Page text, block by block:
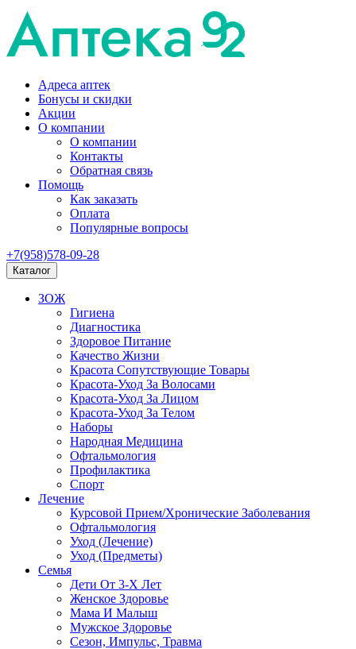
Адреса аптек
Бонусы и скидки
Акции
О компании
О компании
Контакты
Обратная связь
Помощь
Как заказать
Оплата
Популярные вопросы
+7(958)578-09-28
Каталог
ЗОЖ
Гигиена
Диагностика
Здоровое Питание
Качество Жизни
Красота Сопутствующие Товары
Красота-Уход За Волосами
Красота-Уход За Лицом
Красота-Уход За Телом
Наборы
Народная Медицина
Офтальмология
Профилактика
Спорт
Лечение
Курсовой Прием/Хронические Заболевания
Офтальмология
Уход (Лечение)
Уход (Предметы)
Семья
Дети От 3-Х Лет
Женское Здоровье
Мама И Малыш
Мужское Здоровье
Сезон, Импульс, Травма